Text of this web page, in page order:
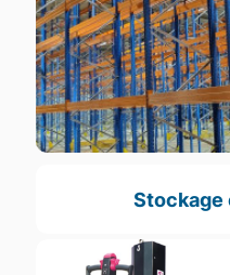
Stockage